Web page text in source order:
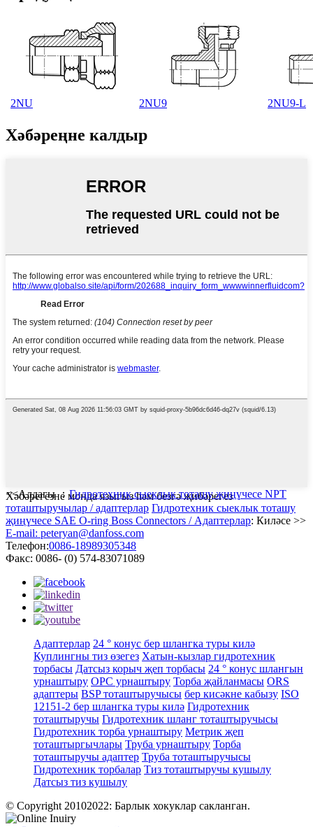
2NU 2NU9 2NU9-L
Хәбәреңне калдыр
Хәбәрегезне монда языгыз һәм безгә җибәрегез
<<Алдагы ：Гидротехник сыеклык тоташу җиңүчесе NPT
тоташтыручылар / адаптерлар Гидротехник сыеклык тоташу
җиңүчесе SAE O-ring Boss Connectors / Адаптерлар: Киләсе >>
E-mail: peteryan@danfoss.com
Телефон:0086-18989305348
Факс: 0086- (0) 574-83071089
Адаптерлар 24 ° конус бер шлангка туры килә
Куплингны тиз өзегез Хатын-кызлар гидротехник
торбасы Датсыз корыч җеп торбасы 24 ° конус шлангын
урнаштыру ОРС урнаштыру Торба җайланмасы ORS
адаптеры BSP тоташтыручысы бер кисәкне кабызу ISO
12151-2 бер шлангка туры килә Гидротехник
тоташтыручы Гидротехник шланг тоташтыручысы
Гидротехник торба урнаштыру Метрик җеп
тоташтыргычлары Труба урнаштыру Торба
тоташтыручы адаптер Труба тоташтыручысы
Гидротехник торбалар Тиз тоташтыручы кушылу
Датсыз тиз кушылу
© Copyright 20102022: Барлык хокуклар сакланган.